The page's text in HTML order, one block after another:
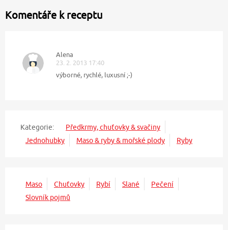
Komentáře k receptu
Alena
23. 2. 2013 17:40
výborné, rychlé, luxusní ;-)
Kategorie:
Předkrmy, chuťovky & svačiny
Jednohubky
Maso & ryby & mořské plody Ryby
Maso Chuťovky Rybí Slané
Pečení
Slovník pojmů